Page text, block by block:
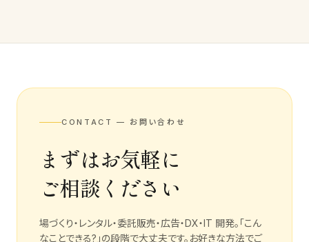
CONTACT — お問い合わせ
まずはお気軽に
ご相談ください
場づくり・レンタル・委託販売・広告・DX・IT 開発。「こん
なことできる?」の段階で大丈夫です。お好きな方法でご